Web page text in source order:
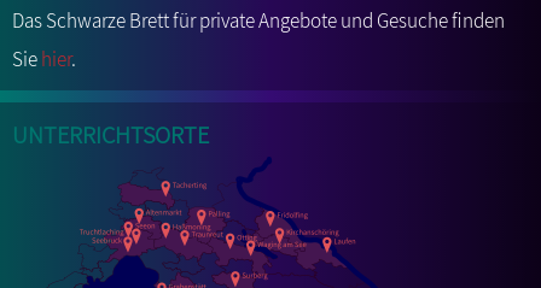
Das Schwarze Brett für private Angebote und Gesuche finden
Siehier.
Unterrichtsorte